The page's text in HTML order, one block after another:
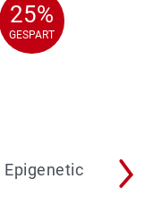
25%
GESPART
25%
GESPART